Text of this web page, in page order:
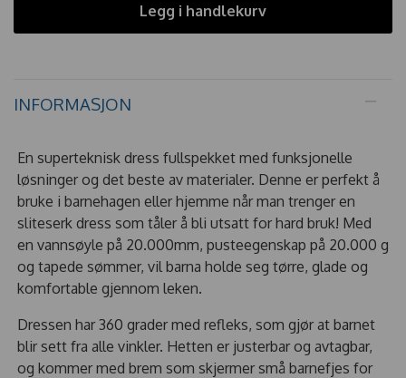
Legg i handlekurv
INFORMASJON
En superteknisk dress fullspekket med funksjonelle
løsninger og det beste av materialer. Denne er perfekt å
bruke i barnehagen eller hjemme når man trenger en
sliteserk dress som tåler å bli utsatt for hard bruk! Med
en vannsøyle på 20.000mm, pusteegenskap på 20.000 g
og tapede sømmer, vil barna holde seg tørre, glade og
komfortable gjennom leken.
Dressen har 360 grader med refleks, som gjør at barnet
blir sett fra alle vinkler. Hetten er justerbar og avtagbar,
og kommer med brem som skjermer små barnefjes for